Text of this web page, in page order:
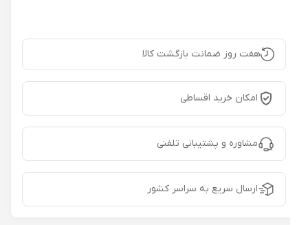
هفت روز ضمانت بازگشت کالا
امکان خرید اقساطی
مشاوره و پشتیبانی تلفنی
ارسال سریع به سراسر کشور